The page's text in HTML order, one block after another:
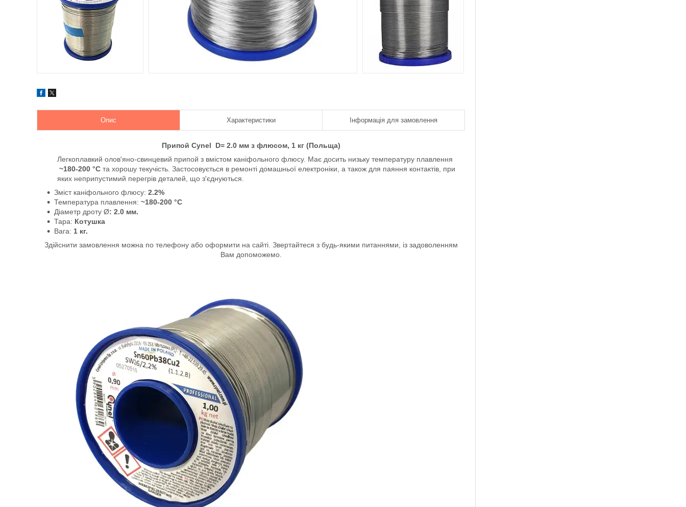
Опис Характеристики Інформація для замовлення
Припой Cynel D= 2.0 мм з флюсом, 1 кг (Польща)
Легкоплавкий олов'яно-свинцевий припой з вмістом каніфольного флюсу. Має досить низьку температуру плавлення
~180-200 °C та хорошу текучість. Застосовується в ремонті домашньої електроніки, а також для паяння контактів, при
яких неприпустимий перегрів деталей, що з'єднуються.
Зміст каніфольного флюсу: 2.2%
Температура плавлення: ~180-200 °C
Діаметр дроту Ø: 2.0 мм.
Тара: Котушка
Вага: 1 кг.
Здійснити замовлення можна по телефону або оформити на сайті. Звертайтеся з будь-якими питаннями, із задоволенням
Вам допоможемо.